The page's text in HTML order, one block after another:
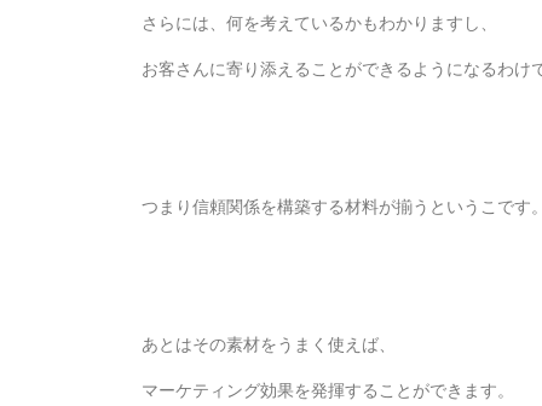
さらには、何を考えているかもわかりますし、
お客さんに寄り添えることができるようになるわけ
つまり信頼関係を構築する材料が揃うというこです。
あとはその素材をうまく使えば、
マーケティング効果を発揮することができます。